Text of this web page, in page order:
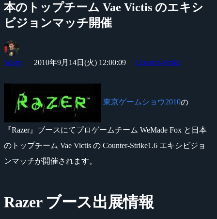
本のトップチーム Vae Victis のエキシ
ビジョンマッチ開催
Yossy 2010年9月14日(火) 12:00:09 Counter-Strike
東京ゲームショウ2010の
『Razer』ブースにてプロゲームチーム WeMade Fox と日本
のトップチーム Vae Victis の Counter-Strike1.6 エキシビジョ
ンマッチが開催されます。
Razer ブース出展情報